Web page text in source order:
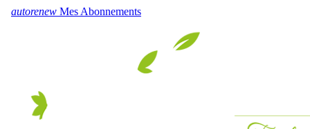
autorenew Mes Abonnements